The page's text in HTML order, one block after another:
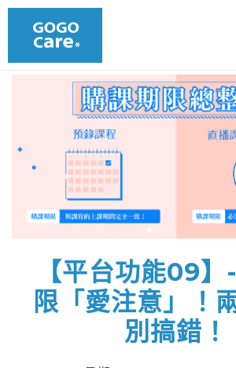
【平台功能09
限「愛注意」！
別搞錯！